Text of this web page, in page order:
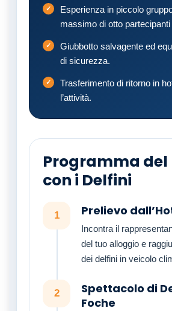
Esperienza in piccolo
massimo di otto partecipanti
Giubbotto salvagente ed
di sicurezza.
Trasferimento di ritorno in
l’attività.
Programma del
con i Delfini
1 Prelievo
Incontra il
del tuo alloggio e
dei delfini in veicolo
2
Spettacolo di
Foche